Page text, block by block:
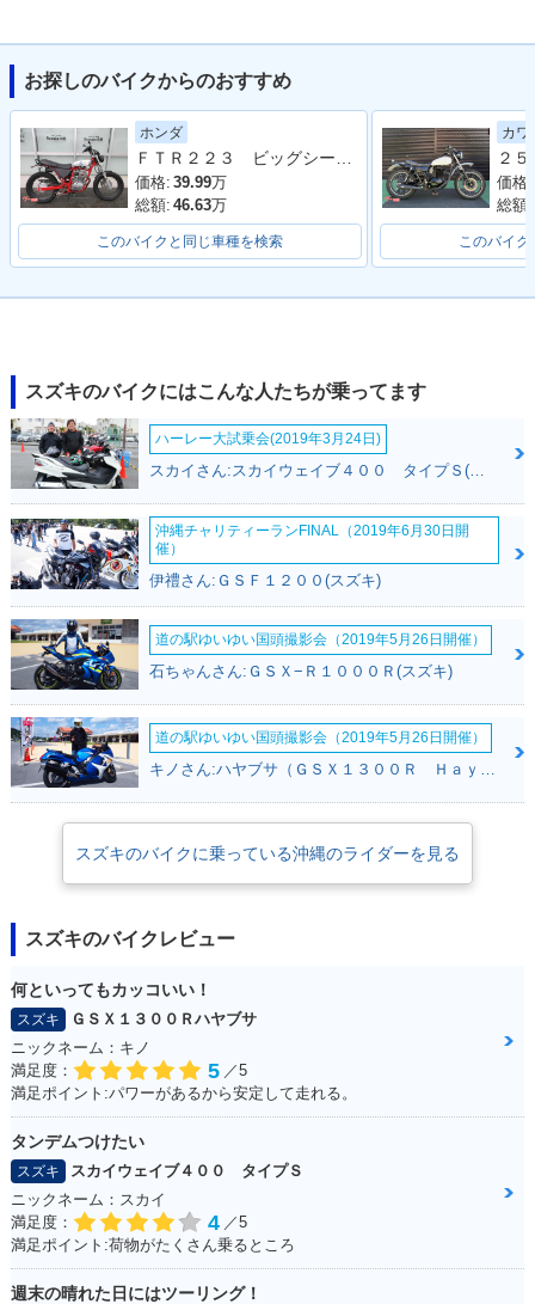
2010年 VanVan 20
0・カラーチェンジ
2008年 VanVan 20
0・マイナーチェン
2004年 VanVan 20
0・カラーチェンジ
2003年 VanVan 20
0・カラーチェンジ
2003年 VanVan 20
0Z・追加
2002年 VanVan 20
0・カラーチェンジ
2002年 VanVan 20
0・新登場
お探しのバイクからのおすすめ
ホンダ
価格: 39.99万
総額: 46.63万
このバイクと同じ車種を検索
カワ
価格:
総額:
このバイ
スズキのバイクにはこんな人たちが乗ってます
ハーレー大試乗会(2019年3月24日)
スカイさん:スカイウェイブ４００ タイプＳ(スズキ)
沖縄チャリティーランFINAL（2019年6月30日開
催）
伊禮さん:ＧＳＦ１２００(スズキ)
道の駅ゆいゆい国頭撮影会（2019年5月26日開催）
石ちゃんさん:ＧＳＸ−Ｒ１０００Ｒ(スズキ)
道の駅ゆいゆい国頭撮影会（2019年5月26日開催）
キノさん:ハヤブサ（ＧＳＸ１３００Ｒ Ｈａｙａｂｕｓａ）(スズキ)
スズキのバイクに乗っている沖縄のライダーを見る
スズキのバイクレビュー
何といってもカッコいい！
スズキ
ＧＳＸ１３００Ｒハヤブサ
ニックネーム：キノ
満足度：
5 ／5
満足ポイント:パワーがあるから安定して走れる。
タンデムつけたい
スズキ
スカイウェイブ４００ タイプＳ
ニックネーム：スカイ
満足度：
4 ／5
満足ポイント:荷物がたくさん乗るところ
週末の晴れた日にはツーリング！